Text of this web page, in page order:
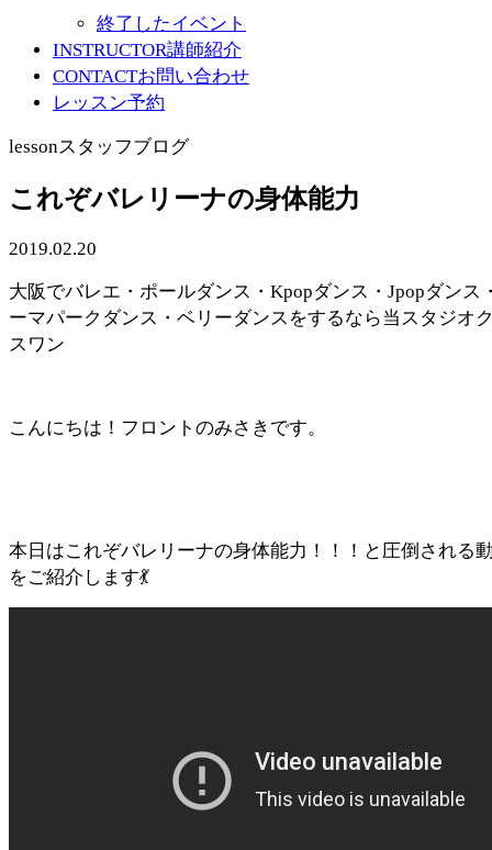
終了したイベント
INSTRUCTOR講師紹介
CONTACTお問い合わせ
レッスン予約
lessonスタッフブログ
これぞバレリーナの身体能力
2019.02.20
大阪でバレエ・ポールダンス・Kpopダンス・Jpopダンス
ーマパークダンス・ベリーダンスをするなら当スタジオ
スワン
こんにちは！フロントのみさきです。
本日はこれぞバレリーナの身体能力！！！と圧倒される
をご紹介します💃